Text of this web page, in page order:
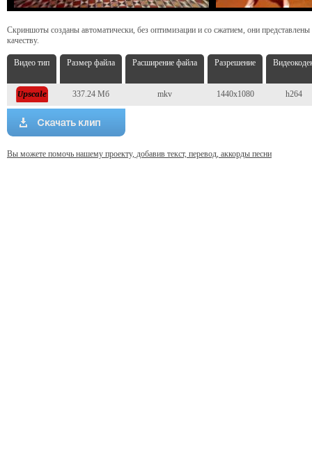
Скриншоты созданы автоматически, без оптимизации и со сжатием, они
качеству.
Видео тип Размер файла Расширение файла Разрешение
337.24 Мб mkv 1440x1080 h264
Вы можете помочь нашему проекту, добавив текст, перевод, аккорды песни